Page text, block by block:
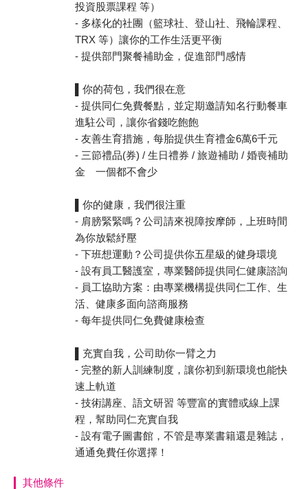
投資股票課程 等）
- 多樣化的社團（籃球社、登山社、飛輪課程、
TRX 等）讓你的工作生活更平衡
- 提供部門聚餐補助金，促進部門感情
▌你的荷包，我們很在意
- 提供同仁免費餐點，並定期邀請知名行動餐車
進駐公司，讓你省錢吃飽飽
- 友善生育措施，每胎提供生育禮金6萬6千元
- 三節禮品(券) / 生日禮券 / 旅遊補助 / 婚喪補助
金 一個都不會少
▌你的健康，我們很注重
- 肩膀緊緊嗎？公司請來視障按摩師，上班時間
為你放鬆紓壓
- 下班想運動？公司提供你五星級的健身環境
- 設有員工醫護室，專業醫師提供同仁健康諮詢
- 員工協助方案：由專業機構提供同仁工作、生
活、健康多面向諮商服務
- 每年提供同仁免費健康檢查
▌充實自我，公司助你一臂之力
- 完整的新人訓練制度，讓你初到新環境也能快
速上軌道
- 技術講座、語文研習 等豐富的實體或線上課
程，幫助同仁充實自我
- 設有電子圖書館，不管是專業書籍還是雜誌，
通通免費任你選擇！
其他條件